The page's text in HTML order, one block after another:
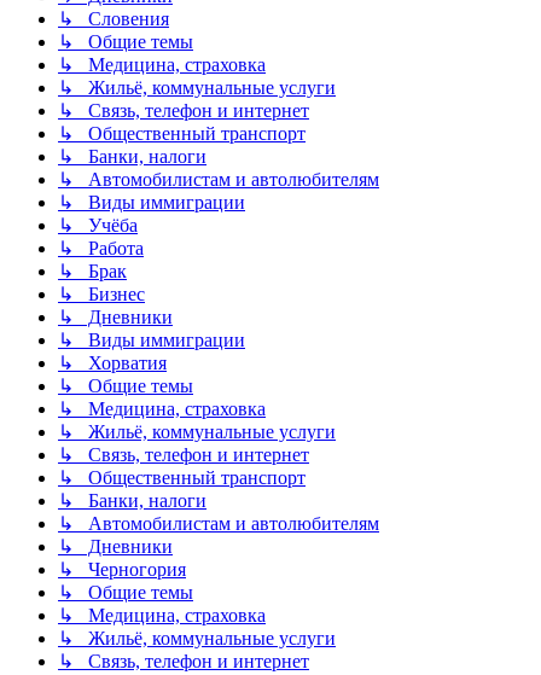
↳ Словения
↳ Общие темы
↳ Медицина, страховка
↳ Жильё, коммунальные услуги
↳ Связь, телефон и интернет
↳ Общественный транспорт
↳ Банки, налоги
↳ Автомобилистам и автолюбителям
↳ Виды иммиграции
↳ Учёба
↳ Работа
↳ Брак
↳ Бизнес
↳ Дневники
↳ Виды иммиграции
↳ Хорватия
↳ Общие темы
↳ Медицина, страховка
↳ Жильё, коммунальные услуги
↳ Связь, телефон и интернет
↳ Общественный транспорт
↳ Банки, налоги
↳ Автомобилистам и автолюбителям
↳ Дневники
↳ Черногория
↳ Общие темы
↳ Медицина, страховка
↳ Жильё, коммунальные услуги
↳ Связь, телефон и интернет